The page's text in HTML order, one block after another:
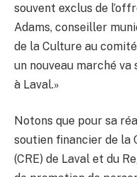
souvent exclus de
Adams, conseiller
de la Culture au
un nouveau marché
à Laval.»
Notons que pour sa
soutien financier de la
(CRE) de Laval et du